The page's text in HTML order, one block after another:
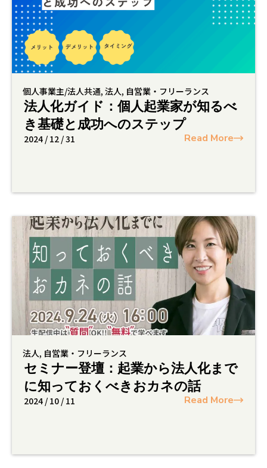
個人事業主/法人共通, 法人, 自営業・フリーランス
法人化ガイド：個人起業家が知るべ
き基礎と成功へのステップ
2024 / 12 / 31 Read More
法人, 自営業・フリーランス
セミナー登壇：起業から法人化まで
に知っておくべきおカネの話
2024 / 10 / 11 Read More